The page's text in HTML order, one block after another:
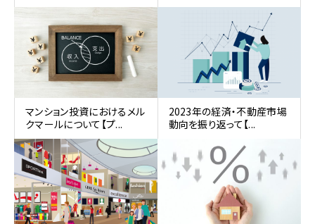
マンション投資におけるメル
クマールについて【プ...
2023年の経済・不動産市場
動向を振り返って【...